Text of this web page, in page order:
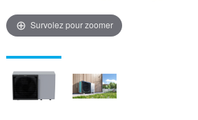
Survolez pour zoomer